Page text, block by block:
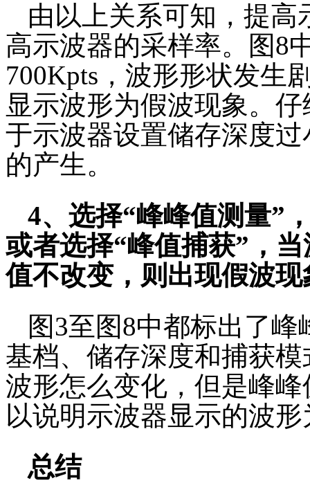
由以上关系可知，提
高示波器的采样率。图8
700Kpts，波形形状发生
显示波形为假波现象。
于示波器设置储存深度
的产生。
4、选择“峰峰值测量”
或者选择“峰值捕获”，
值不改变，则出现假波现
图3至图8中都标出了峰
基档、储存深度和捕获
波形怎么变化，但是峰
以说明示波器显示的波
总结